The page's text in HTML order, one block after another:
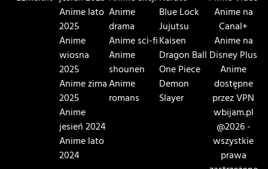
Anime lato
2025
Anime
wiosna
2025
Anime zima
2025
Anime
jesień 2024
Anime lato
2024
Anime
drama
Anime sci-fi
Anime
shounen
Anime
romans
Blue Lock
Jujutsu
Kaisen
Dragon Ball
One Piece
Demon
Slayer
Anime na
Canal+
Anime na
Disney Plus
Anime
dostępne
przez VPN
wbijam.pl
@2026 -
wszystkie
prawa